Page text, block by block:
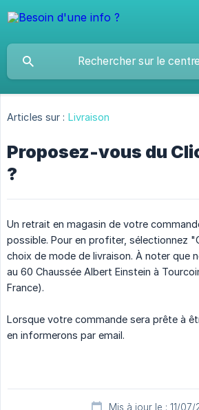
Articles sur : Livraison
Proposez-vous du
?
Un retrait en magasin de votre
possible. Pour en profiter, sélectionnez
choix de mode de livraison. À noter que
au 60 Chaussée Albert Einstein à
France).
Lorsque votre commande sera prête à
en informerons par email.
Mis à jour le : 11/07/